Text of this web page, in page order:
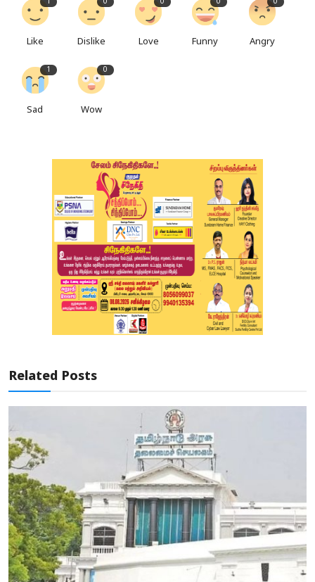
Like Dislike Love Funny Angry
1
Sad
0
Wow
Related Posts